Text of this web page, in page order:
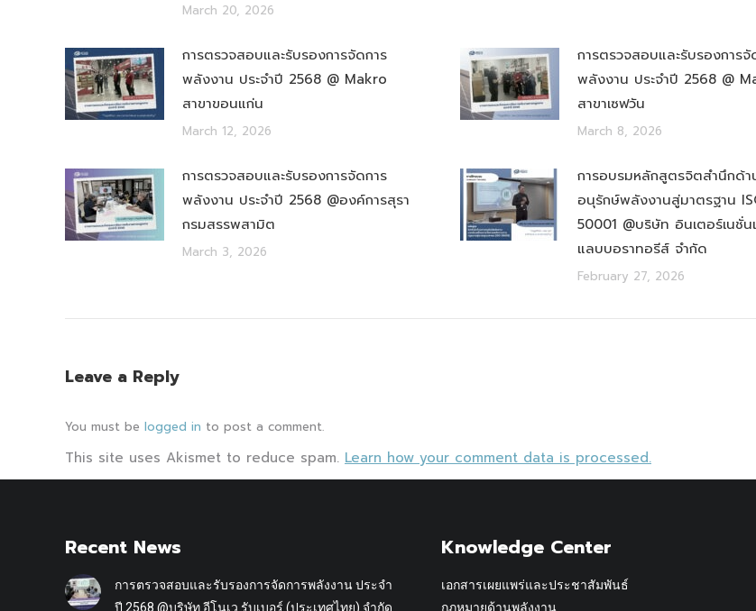
March 20, 2026
การตรวจสอบและรับรองการจัดการ
พลังงาน ประจำปี 2568 @ Makro
สาขาขอนแก่น
March 12, 2026
การตรวจสอบและรับรองการจั
พลังงาน ประจำปี 2568 @
สาขาเซฟวัน
March 8, 2026
การตรวจสอบและรับรองการจัดการ
พลังงาน ประจำปี 2568 @องค์การสุรา
กรมสรรพสามิต
March 3, 2026
การอบรมหลักสูตรจิตสำนึกด้า
อนุรักษ์พลังงานสู่มาตรฐาน
50001 @บริษัท อินเตอร์เนชั่
แลบบอราทอรีส์ จำกัด
February 27, 2026
Leave a Reply
You must be logged in to post a comment.
This site uses Akismet to reduce spam. Learn how your comment data is processed.
Recent News
การตรวจสอบและรับรองการจัดการพลังงาน ประจำ
ปี 2568 @บริษัท อีโนเว รับเบอร์ (ประเทศไทย) จำกัด
Knowledge Center
เอกสารเผยแพร่และประชาสัมพันธ์
กฎหมายด้านพลังงาน